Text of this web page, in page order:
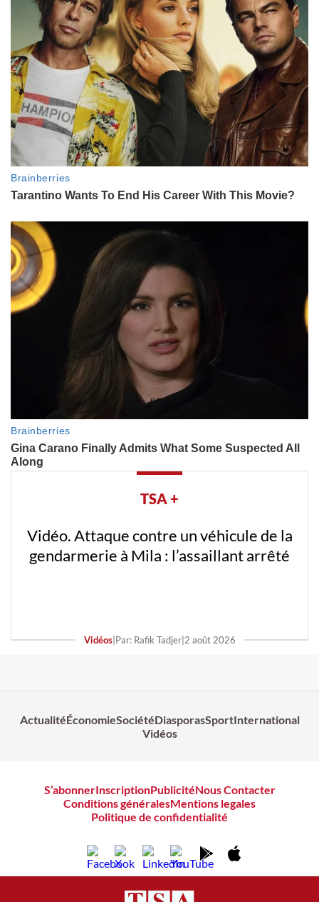
TSA +
Vidéo. Attaque contre un véhicule de la
gendarmerie à Mila : l’assaillant arrêté
Vidéos| Par: Rafik Tadjer| 2 août 2026
ActualitéÉconomieSociétéDiasporasSportInternational
Vidéos
S’abonnerInscriptionPublicitéNous Contacter
Conditions généralesMentions legales
Politique de confidentialité